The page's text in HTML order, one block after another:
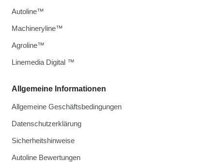
Allgemeine Informationen
Allgemeine Geschäftsbedingungen
Datenschutzerklärung
Sicherheitshinweise
Autoline Bewertungen
Autoline™
Machineryline™
Agroline™
Linemedia Digital ™